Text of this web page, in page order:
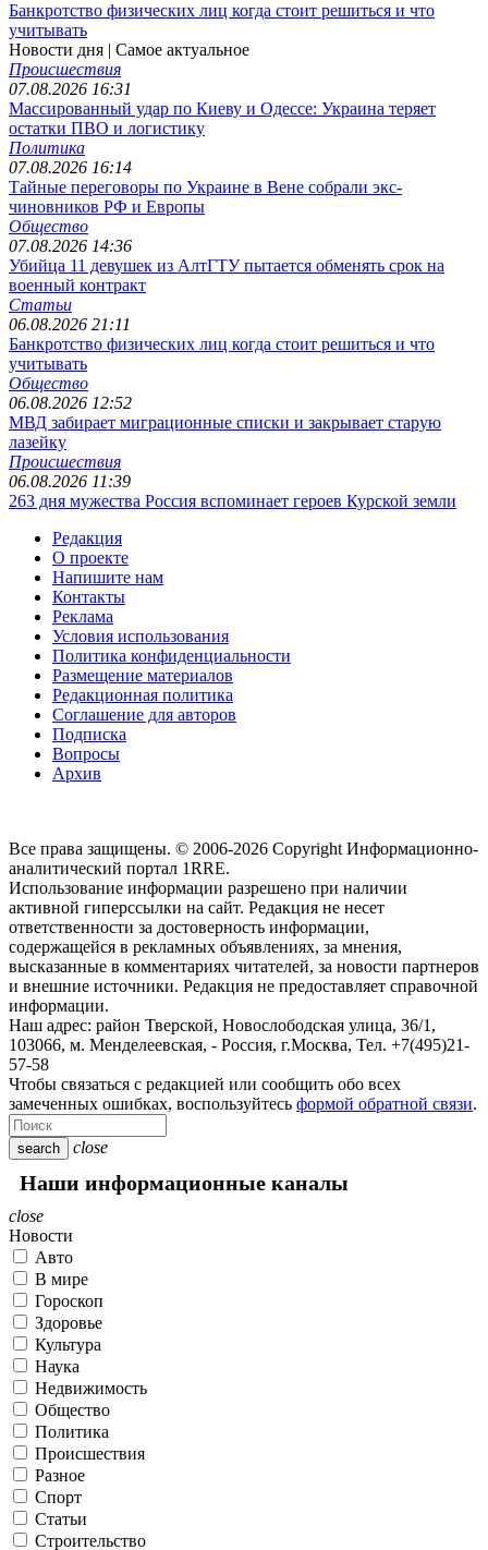
Банкротство физических лиц когда стоит решиться и что
учитывать
Новости дня | Самое актуальное
Происшествия
07.08.2026 16:31
Массированный удар по Киеву и Одессе: Украина теряет
остатки ПВО и логистику
Политика
07.08.2026 16:14
Тайные переговоры по Украине в Вене собрали экс-
чиновников РФ и Европы
Общество
07.08.2026 14:36
Убийца 11 девушек из АлтГТУ пытается обменять срок на
военный контракт
Статьи
06.08.2026 21:11
Банкротство физических лиц когда стоит решиться и что
учитывать
Общество
06.08.2026 12:52
МВД забирает миграционные списки и закрывает старую
лазейку
Происшествия
06.08.2026 11:39
263 дня мужества Россия вспоминает героев Курской земли
Редакция
О проекте
Напишите нам
Контакты
Реклама
Условия использования
Политика конфиденциальности
Размещение материалов
Редакционная политика
Соглашение для авторов
Подписка
Вопросы
Архив
Все права защищены. © 2006-2026 Copyright Информационно-
аналитический портал 1RRE.
Использование информации разрешено при наличии
активной гиперссылки на сайт. Редакция не несет
ответственности за достоверность информации,
содержащейся в рекламных объявлениях, за мнения,
высказанные в комментариях читателей, за новости партнеров
и внешние источники. Редакция не предоставляет справочной
информации.
Наш адрес: район Тверской, Новослободская улица, 36/1 ,
103066, м. Менделеевская, - Россия, г.Москва, Тел. +7(495)21-
57-58
Чтобы связаться с редакцией или сообщить обо всех
замеченных ошибках, воспользуйтесь формой обратной связи.
search close
Наши информационные каналы
close
Новости
Авто
В мире
Гороскоп
Здоровье
Культура
Наука
Недвижимость
Общество
Политика
Происшествия
Разное
Спорт
Статьи
Строительство